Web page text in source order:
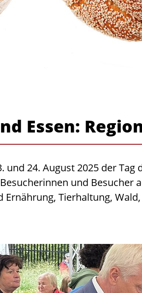
Essen:
und 24. August 2025 der
und Besucher
Tierhaltung,